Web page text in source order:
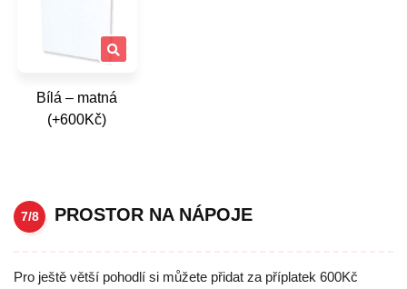
Bílá – matná
(+600Kč)
7/8 PROSTOR NA NÁPOJE
Pro ještě větší pohodlí si můžete přidat za příplatek 600Kč